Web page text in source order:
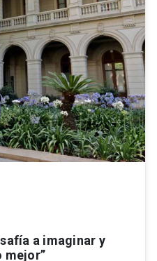
a imaginar y
mejor”